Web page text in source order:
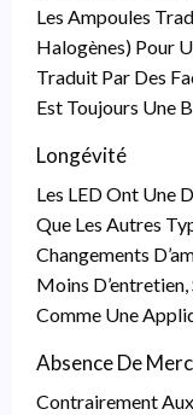
Les Ampoules
Halogènes) Pour
Traduit Par Des
Est Toujours Une
Longévité
Les LED Ont Une
Que Les Autres
Changements
Moins
Comme Une
Absence De
Contrairement